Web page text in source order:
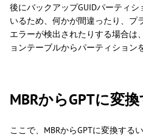
後にバックアップGUIDパーティ
いるため、何かが間違ったり、プ
エラーが検出されたりする場合は
ョンテーブルからパーティション
MBRからGPTに変
ここで、MBRからGPTに変換する